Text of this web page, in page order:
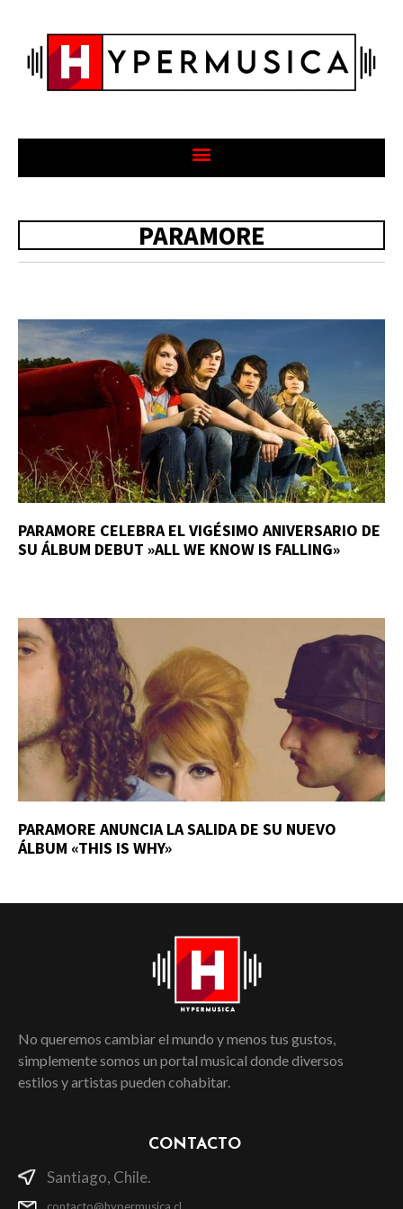
PARAMORE
PARAMORE CELEBRA EL VIGÉSIMO ANIVERSARIO DE
SU ÁLBUM DEBUT »ALL WE KNOW IS FALLING»
PARAMORE ANUNCIA LA SALIDA DE SU NUEVO
ÁLBUM «THIS IS WHY»
No queremos cambiar el mundo y menos tus gustos,
simplemente somos un portal musical donde diversos
estilos y artistas pueden cohabitar.
CONTACTO
Santiago, Chile.